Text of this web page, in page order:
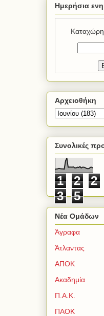
Ημερήσια
Αρχειοθήκη
Συνολικές
1 2 2
3
5
Νέα Ομάδων
Άγραφα
Άτλαντας
ΑΠΟΚ
Ακαδημία
Π.Α.Κ.
ΠΑΟΚ